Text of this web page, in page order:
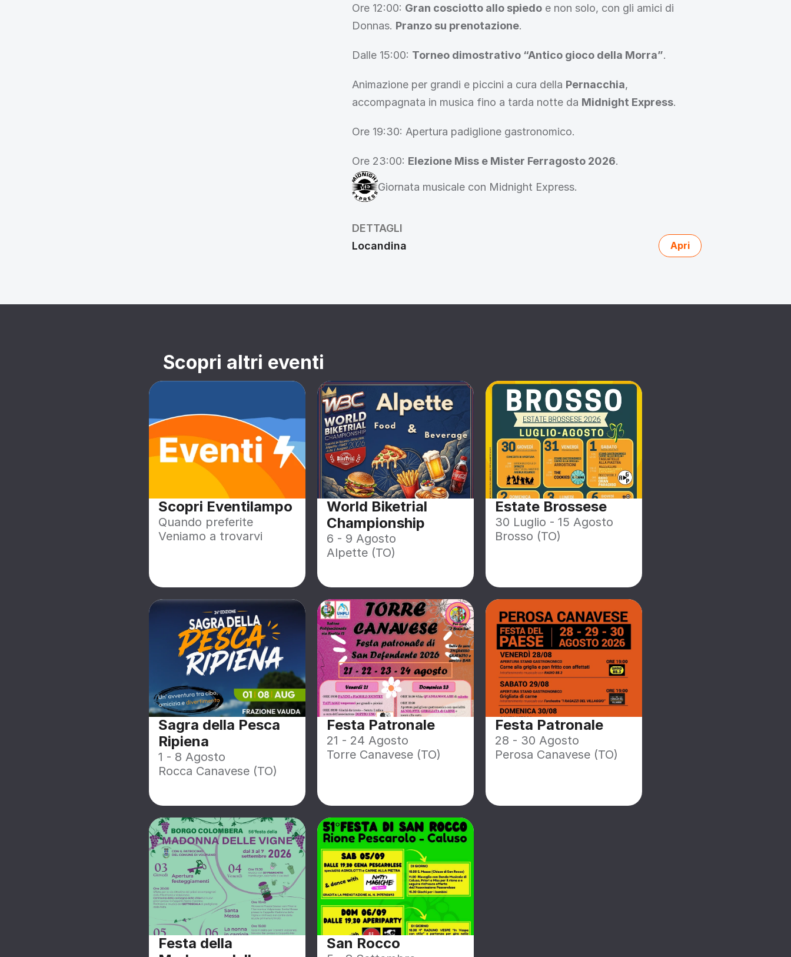
Ore 12:00: Gran cosciotto allo spiedo e non solo, con gli amici di
Donnas. Pranzo su prenotazione.
Dalle 15:00: Torneo dimostrativo “Antico gioco della Morra”.
Animazione per grandi e piccini a cura della Pernacchia,
accompagnata in musica fino a tarda notte da Midnight Express.
Ore 19:30: Apertura padiglione gastronomico.
Ore 23:00: Elezione Miss e Mister Ferragosto 2026.
Giornata musicale con Midnight Express.
DETTAGLI
Locandina
Apri
Scopri altri eventi
Scopri Eventilampo
Quando preferite
Veniamo a trovarvi
World Biketrial
Championship
6 - 9 Agosto
Alpette (TO)
Estate Brossese
30 Luglio - 15 Agosto
Brosso (TO)
Sagra della Pesca
Ripiena
1 - 8 Agosto
Rocca Canavese (TO)
Festa Patronale
21 - 24 Agosto
Torre Canavese (TO)
Festa Patronale
28 - 30 Agosto
Perosa Canavese (TO)
Festa della
San Rocco